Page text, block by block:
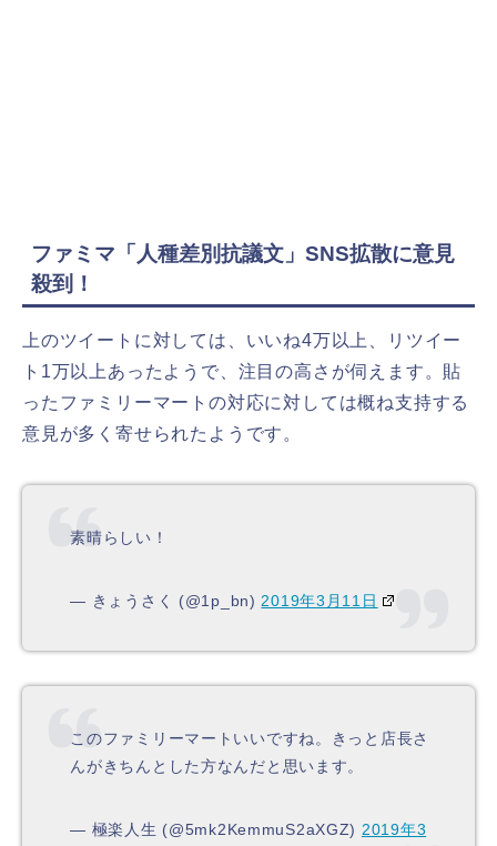
ファミマ「人種差別抗議文」SNS拡散に意見
殺到！
上のツイートに対しては、いいね4万以上、リツイー
ト1万以上あったようで、注目の高さが伺えます。貼
ったファミリーマートの対応に対しては概ね支持する
意見が多く寄せられたようです。
素晴らしい！
— きょうさく (@1p_bn) 2019年3月11日
このファミリーマートいいですね。きっと店長さ
んがきちんとした方なんだと思います。
— 極楽人生 (@5mk2KemmuS2aXGZ) 2019年3